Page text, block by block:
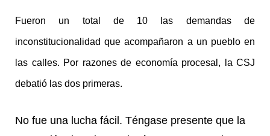
Fueron un total de 10 las demandas de
inconstitucionalidad que acompañaron a un pueblo en
las calles. Por razones de economía procesal, la CSJ
debatió las dos primeras.
No fue una lucha fácil. Téngase presente que la